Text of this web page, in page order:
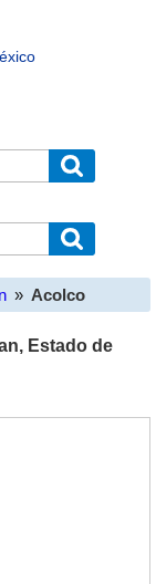
» Acolco
, Estado de